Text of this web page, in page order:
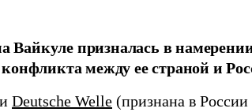
призналась в
между ее страной и
Deutsche Welle (признана в